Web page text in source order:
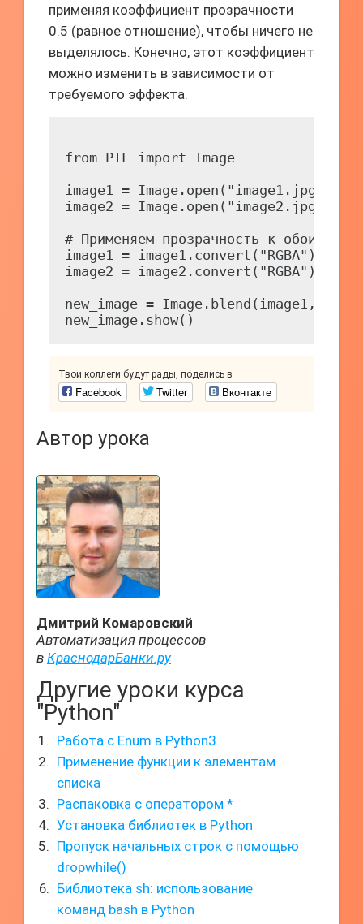
применяя коэффициент прозрачности
0.5 (равное отношение), чтобы ничего не
выделялось. Конечно, этот коэффициент
можно изменить в зависимости от
требуемого эффекта.
from PIL import Image
image1 = Image.open("image1.jpg")
image2 = Image.open("image2.jpg")
# Применяем прозрачность к обоим
image1 = image1.convert("RGBA")
image2 = image2.convert("RGBA")
new_image = Image.blend(image1,
Твои коллеги будут рады, поделись в
Facebook Twitter Вконтакте
Автор урока
Дмитрий Комаровский
Автоматизация процессов
в КраснодарБанки.ру
Другие уроки курса
"Python"
Работа с Enum в Python3.
Применение функции к элементам
списка
Распаковка с оператором *
Установка библиотек в Python
Пропуск начальных строк с помощью
dropwhile()
Библиотека sh: использование
команд bash в Python